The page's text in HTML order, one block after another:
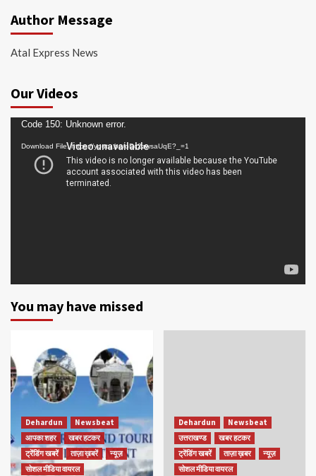
Author Message
Atal Express News
Our Videos
Video
Player
Code 150: Unknown error.
Download File: https://youtu.be/oDc2zwsaUqE?_=1
You may have missed
Dehardun
Newsbeat
आपका शहर
खबर हटकर
ट्रेंडिंग खबरें
ताज़ा ख़बरें
न्यूज़
सोशल मीडिया वायरल
Dehardun
Newsbeat
उत्तराखण्ड
खबर हटकर
ट्रेंडिंग खबरें
ताज़ा ख़बर
न्यूज़
सोशल मीडिया वायरल